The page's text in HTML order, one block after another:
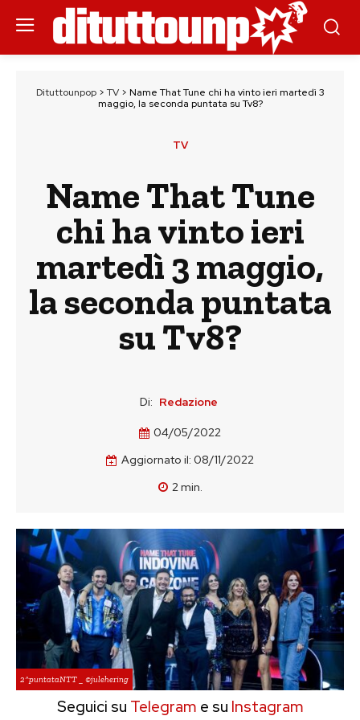
Dituttounpop> TV> Name That Tune chi ha vinto ieri martedì 3
maggio, la seconda puntata su Tv8?
TV
Name That Tune
chi ha vinto ieri
martedì 3 maggio,
la seconda puntata
su Tv8?
Di: Redazione
04/05/2022
Aggiornato il: 08/11/2022
2min.
2^puntataNTT _ ©julehering
Seguici su Telegram e su Instagram